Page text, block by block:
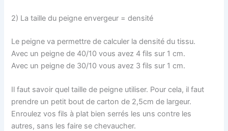
2) La taille du peigne envergeur = densité
Le peigne va permettre de calculer la densité du tissu.
Avec un peigne de 40/10 vous avez 4 fils sur 1 cm.
Avec un peigne de 30/10 vous avez 3 fils sur 1 cm.
Il faut savoir quel taille de peigne utiliser. Pour cela, il faut
prendre un petit bout de carton de 2,5cm de largeur.
Enroulez vos fils à plat bien serrés les uns contre les
autres, sans les faire se chevaucher.